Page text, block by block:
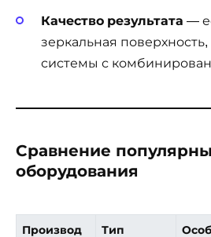
Качество результата —
зеркальная
системы с
Сравнение
оборудования
Производ
Тип